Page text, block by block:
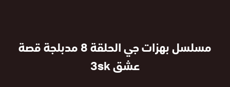
مسلسل بهزات جي الحلقة 8 مدبلجة قصة
عشق 3sk